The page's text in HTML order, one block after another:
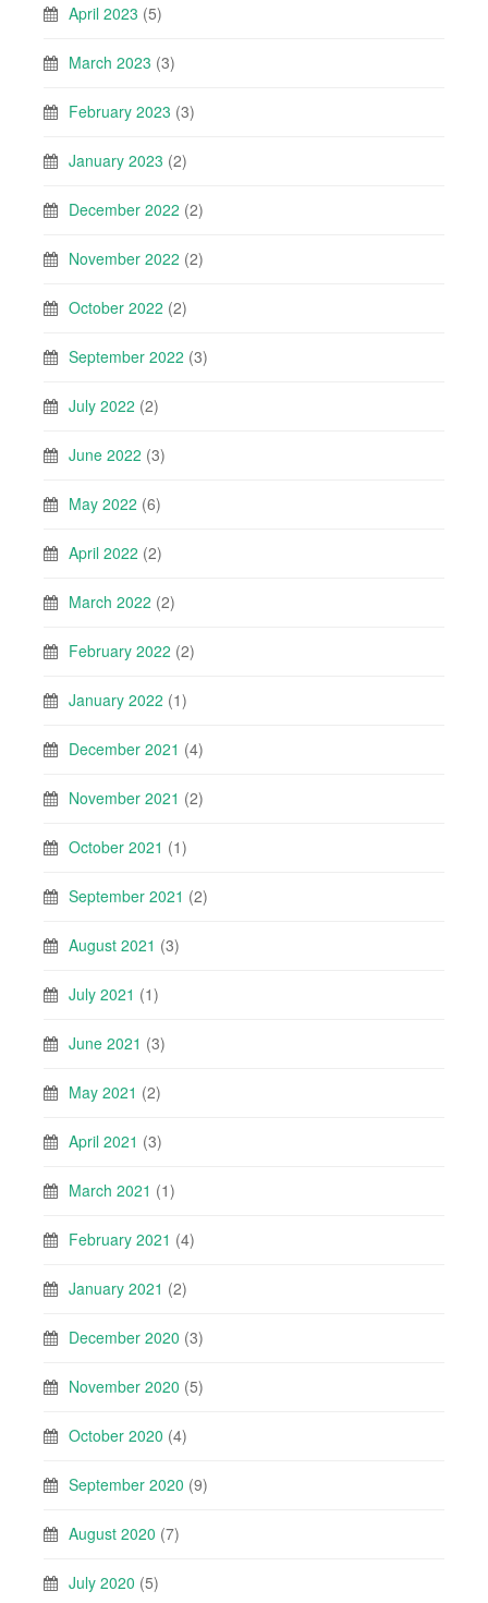
April 2023 (5)
March 2023 (3)
February 2023 (3)
January 2023 (2)
December 2022 (2)
November 2022 (2)
October 2022 (2)
September 2022 (3)
July 2022 (2)
June 2022 (3)
May 2022 (6)
April 2022 (2)
March 2022 (2)
February 2022 (2)
January 2022 (1)
December 2021 (4)
November 2021 (2)
October 2021 (1)
September 2021 (2)
August 2021 (3)
July 2021 (1)
June 2021 (3)
May 2021 (2)
April 2021 (3)
March 2021 (1)
February 2021 (4)
January 2021 (2)
December 2020 (3)
November 2020 (5)
October 2020 (4)
September 2020 (9)
August 2020 (7)
July 2020 (5)